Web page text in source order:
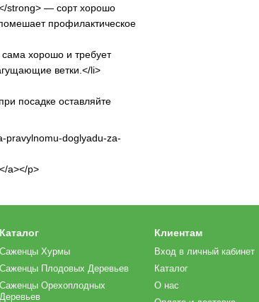
strong> — сорт хорошо
профилактическое
хорошо и требует
ветки.</li>
посадке оставляйте
pravylnomu-doglyadu-za-
a></p>
Каталог
Саженцы Хурмы
Саженцы Плодовых Деревьев
Саженцы Орехоплодных
Деревьев
Клиентам
Вход в личный кабинет
Каталог
О нас